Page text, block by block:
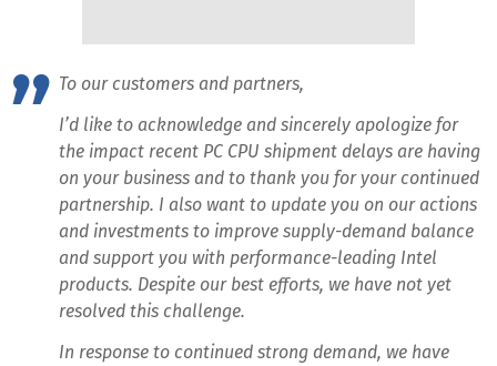
To our customers and partners,
I’d like to acknowledge and sincerely apologize for
the impact recent PC CPU shipment delays are having
on your business and to thank you for your continued
partnership. I also want to update you on our actions
and investments to improve supply-demand balance
and support you with performance-leading Intel
products. Despite our best efforts, we have not yet
resolved this challenge.
In response to continued strong demand, we have